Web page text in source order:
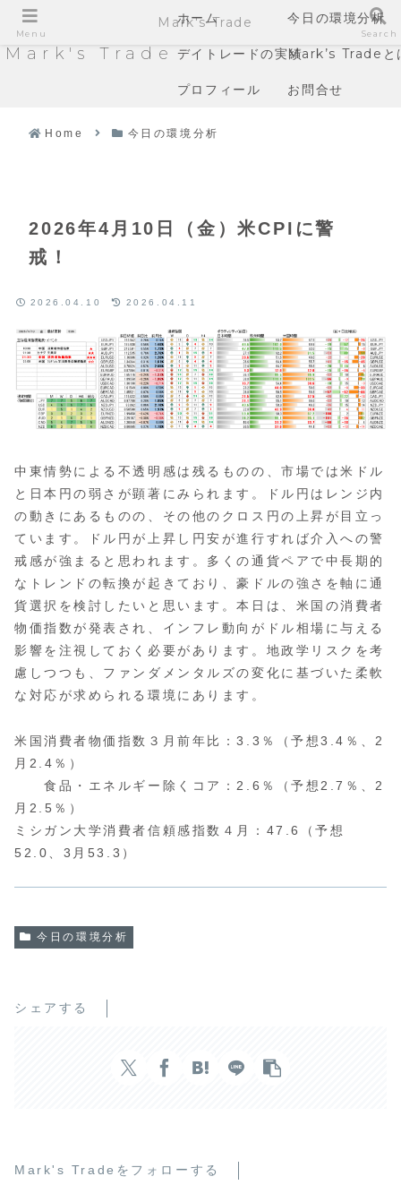
Mark's Trade
ホーム 今日の環境分析
デイトレードの実績Mark’s Tradeと
プロフィール お問合せ
Home 今日の環境分析
2026年4月10日（金）米CPIに警
戒！
2026.04.10 2026.04.11
中東情勢による不透明感は残るものの、市場では米ドル
と日本円の弱さが顕著にみられます。ドル円はレンジ内
の動きにあるものの、その他のクロス円の上昇が目立っ
ています。ドル円が上昇し円安が進行すれば介入への警
戒感が強まると思われます。多くの通貨ペアで中長期的
なトレンドの転換が起きており、豪ドルの強さを軸に通
貨選択を検討したいと思います。本日は、米国の消費者
物価指数が発表され、インフレ動向がドル相場に与える
影響を注視しておく必要があります。地政学リスクを考
慮しつつも、ファンダメンタルズの変化に基づいた柔軟
な対応が求められる環境にあります。
米国消費者物価指数３月前年比：3.3％（予想3.4％、2
月2.4％）
食品・エネルギー除くコア：2.6％（予想2.7％、2
月2.5％）
ミシガン大学消費者信頼感指数４月：47.6（予想
52.0、3月53.3）
今日の環境分析
シェアする
Mark's Tradeをフォローする
Menu
Mark's Trade
Search